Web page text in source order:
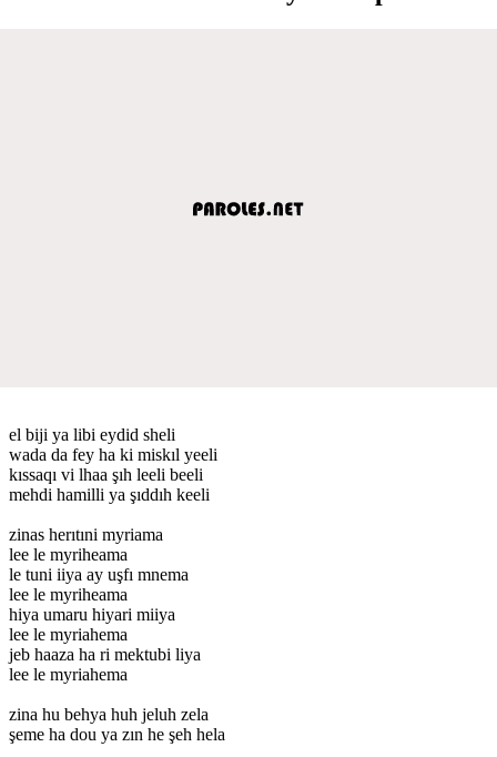
el biji ya libi eydid sheli
wada da fey ha ki miskıl yeeli
kıssaqı vi lhaa şıh leeli beeli
mehdi hamilli ya şıddıh keeli
zinas herıtıni myriama
lee le myriheama
le tuni iiya ay uşfı mnema
lee le myriheama
hiya umaru hiyari miiya
lee le myriahema
jeb haaza ha ri mektubi liya
lee le myriahema
zina hu behya huh jeluh zela
şeme ha dou ya zın he şeh hela